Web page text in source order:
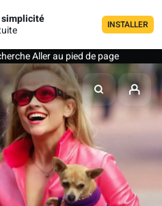
INSTALLER
Aller au pied de page